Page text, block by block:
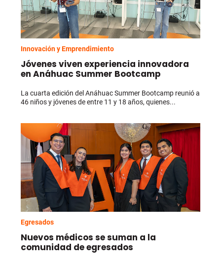
Innovación y Emprendimiento
Jóvenes viven experiencia innovadora
en Anáhuac Summer Bootcamp
La cuarta edición del Anáhuac Summer Bootcamp reunió a
46 niños y jóvenes de entre 11 y 18 años, quienes...
Egresados
Nuevos médicos se suman a la
comunidad de egresados